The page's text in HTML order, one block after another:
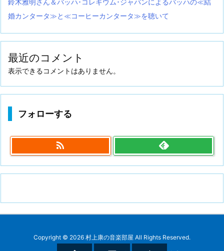
鈴木雅明さん＆バッハ･コレギウム･ジャパンによるバッハの≪結
婚カンタータ≫と≪コーヒーカンタータ≫を聴いて
最近のコメント
表示できるコメントはありません。
フォローする

Copyright © 2026 村上康の音楽部屋 All Rights Reserved.